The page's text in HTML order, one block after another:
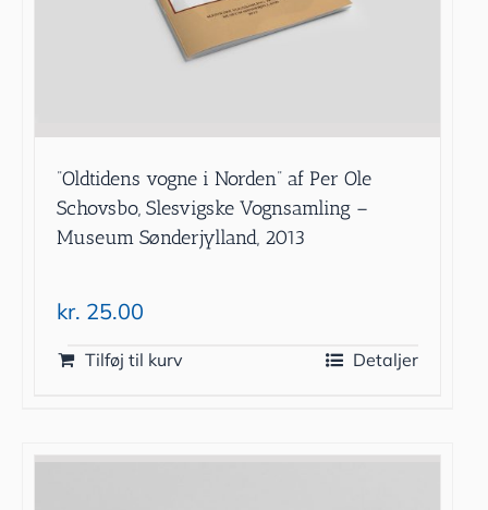
”Oldtidens vogne i Norden” af Per Ole
Schovsbo, Slesvigske Vognsamling –
Museum Sønderjylland, 2013
kr. 25.00
Tilføj til kurv Detaljer